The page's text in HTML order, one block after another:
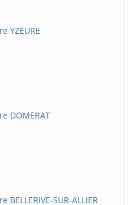
YZEURE
DOMERAT
SUR-ALLIER